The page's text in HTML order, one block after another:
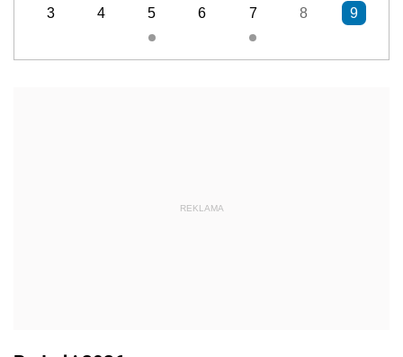
3 4 5 6 7 8 9
REKLAMA